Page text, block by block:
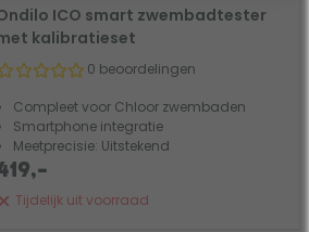
ICO smart zwembadtester
kalibratieset
0 beoordelingen
Compleet voor Chloor zwembaden
Smartphone integratie
Meetprecisie: Uitstekend
Tijdelijk uit voorraad